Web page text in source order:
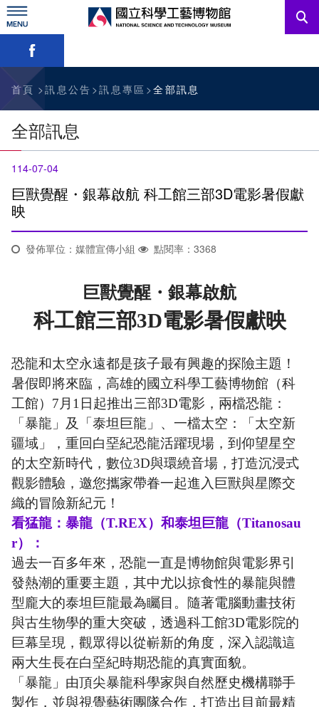
跳
到
主
要
訊息公告
參觀資訊
教育資源
網站服務
關於我們
English
略過字型切換，社群分享工具列
首頁 訊息公告 訊息專區 全部訊息
全部訊息
114-07-04
巨獸覺醒・銀幕啟航 科工館三部3D電影暑假獻
映
發佈單位：媒體宣傳小組 點閱率：3368
巨獸覺醒・銀幕啟航
科工館三部3D電影暑假獻映
恐龍和太空永遠都是孩子最有興趣的探險主題！
暑假即將來臨，高雄的國立科學工藝博物館（科
工館）7月1日起推出三部3D電影，兩檔恐龍：
「暴龍」及「泰坦巨龍」、一檔太空：「太空新
疆域」，重回白堊紀恐龍活躍現場，到仰望星空
的太空新時代，數位3D與環繞音場，打造沉浸式
觀影體驗，邀您攜家帶眷一起進入巨獸與星際交
織的冒險新紀元！
看猛龍：暴龍（T.REX）和泰坦巨龍（Titanosau
r）：
過去一百多年來，恐龍一直是博物館與電影界引
發熱潮的重要主題，其中尤以掠食性的暴龍與體
型龐大的泰坦巨龍最為矚目。隨著電腦動畫技術
與古生物學的重大突破，透過科工館3D電影院的
巨幕呈現，觀眾得以從嶄新的角度，深入認識這
兩大生長在白堊紀時期恐龍的真實面貌。
「 暴龍 」 由頂尖暴龍科學家與自然歷史機構聯手
製作，並與視覺藝術團隊合作，打造出目前最精